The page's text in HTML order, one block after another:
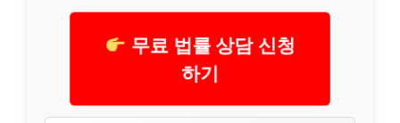
무료 법률 상담 신청
하기